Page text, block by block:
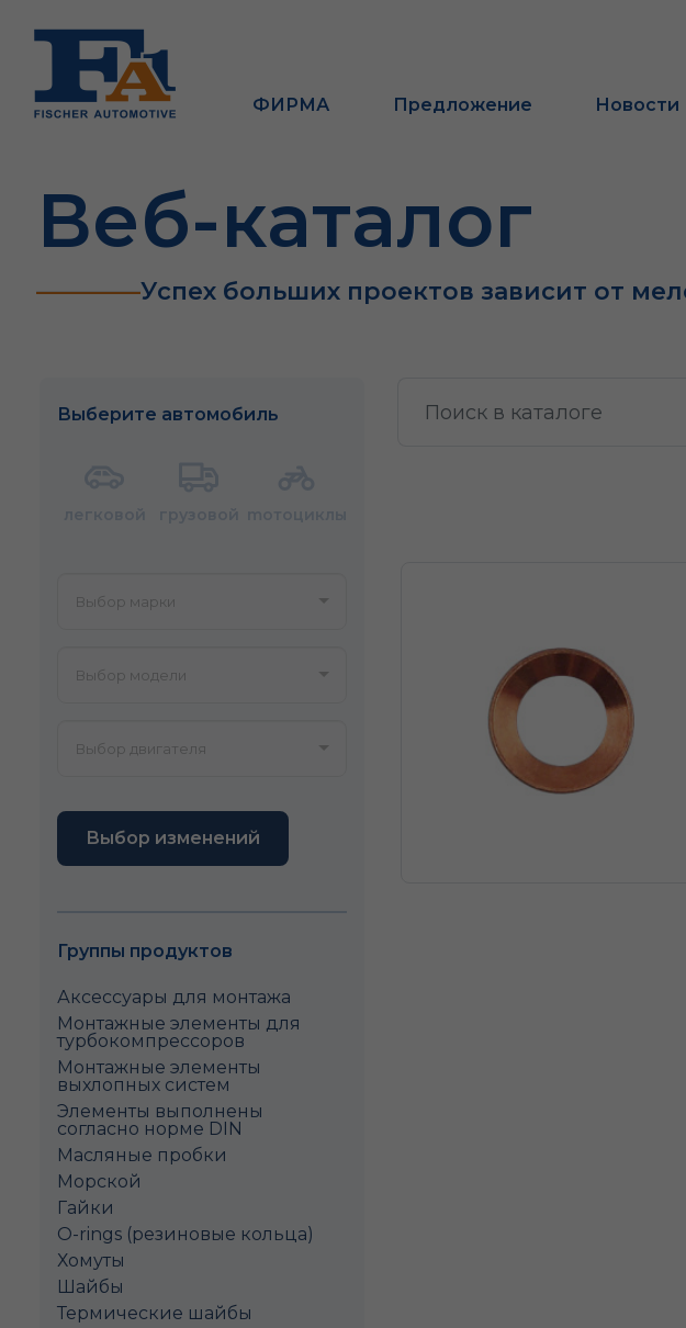
ФИРМА Предложение Новости
Веб-каталог
Успех больших проектов зависит от
Выберите автомобиль
Выбор изменений
Группы продуктов
Аксессуары для монтажа
Монтажные элементы для
турбокомпрессоров
Монтажные элементы
выхлопных систем
Элементы выполнены
согласно норме DIN
Масляные пробки
Морской
Гайки
O-rings (резиновые кольца)
Хомуты
Шайбы
Термические шайбы